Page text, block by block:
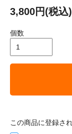
3,800円(税込)
個数
この商品に登録さ